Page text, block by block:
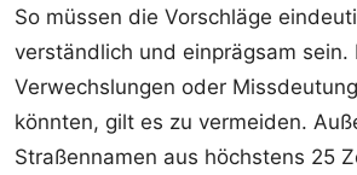
So müssen die Vorschläge
verständlich und einprägsam sein.
Verwechslungen oder
könnten, gilt es zu vermeiden.
Straßennamen aus höchstens 25